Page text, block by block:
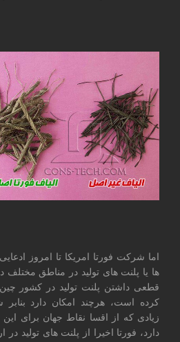
اما شرکت فورتا امریکا تا امروز
ها یا پلنت های تولید در مناطق مختلف
قطعی داشتن پلنت تولید در کشور
کرده است، هرچند امکان دارد
زیادی که از اقسا نقاط جهان برای
دارد، فورتا اخیرا از پلنت های تولید در